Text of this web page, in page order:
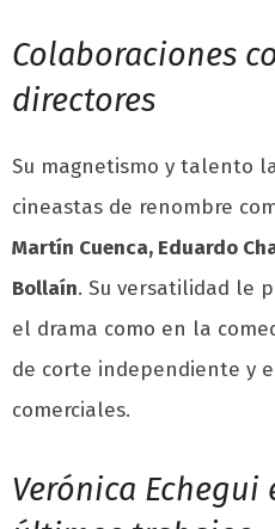
Colaboraciones
directores
Su magnetismo y talento
cineastas de renombre
Martín Cuenca, Eduardo
Bollaín. Su versatilidad le
el drama como en la
de corte independiente y
comerciales.
Verónica